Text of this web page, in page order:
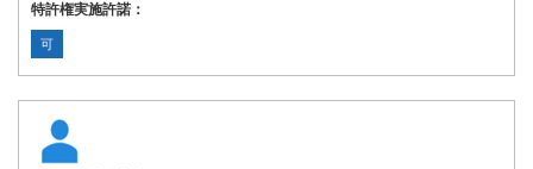
特許権実施許諾：
可